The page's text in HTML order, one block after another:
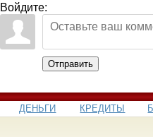
Войдите:
Отправить
ДЕНЬГИ КРЕДИТЫ